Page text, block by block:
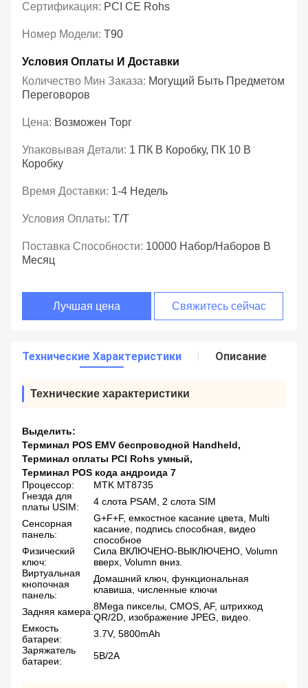
Сертификация: PCI CE Rohs
Номер Модели: T90
Условия Оплаты И Доставки
Количество Мин Заказа: Могущий Быть Предметом
Переговоров
Цена: Возможен Торг
Упаковывая Детали: 1 ПК В Коробку, ПК 10 В
Коробку
Время Доставки: 1-4 Недель
Условия Оплаты: T/T
Поставка Способности: 10000 Набор/наборов В
Месяц
Лучшая цена Свяжитесь сейчас
Технические Характеристики Описание
Технические характеристики
Выделить:
Терминал POS EMV беспроводной Handheld,
Терминал оплаты PCI Rohs умный,
Терминал POS кода андроида 7
Процессор:
MTK MT8735
Гнезда для
платы USIM:
4 слота PSAM, 2 слота SIM
Сенсорная
панель:
G+F+F, емкостное касание цвета, Multi
касание, подпись способная, видео
способное
Физический
ключ:
Сила ВКЛЮЧЕНО-ВЫКЛЮЧЕНО, Volumn
вверх, Volumn вниз.
Виртуальная
кнопочная
панель:
Домашний ключ, функциональная
клавиша, численные ключи
Задняя камера:8Mega пикселы, CMOS, AF, штрихкод
QR/2D, изображение JPEG, видео.
Емкость
батареи:
3.7V, 5800mAh
Заряжатель
батареи:
5В/2А